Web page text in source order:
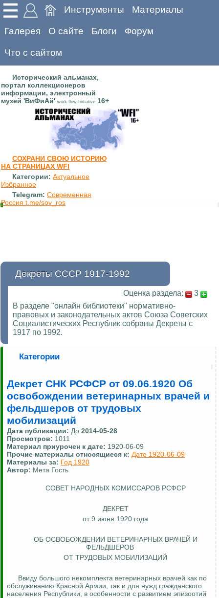
Инструменты Материалы
Галерея О сайте Блоги Форум
Что с сайтом
Исторический альманах,
портал коллекционеров
информации, электронный
музей 'ВиФиАй' work-flow-Initiative 16+
СОХРАНИ СВОЮ ИСТОРИЮ
НА СТРАНИЦАХ WFI
Категории: Актуальное
Избранное
Telegram: Современная
Россия t.me/sov_ros
Декреты СССР 1917-1992
Оценка раздела:
3
В разделе "онлайн библиотеки" нормативно-
правовых и законодательных актов Союза Советских
Социалистических Республик собраны Декреты с
1917 по 1992.
Категории
Декрет СНК РСФСР от 09.06.1920 Об
освобождении ветеринарных врачей и
фельдшеров от трудовых
мобилизаций
Дата публикации: До 2014-05-28
Просмотров: 1011
Материал приурочен к дате: 1920-06-09
Прочие материалы относящиеся к: Дате 1920-06-09
Материалы за: Год 1920
Автор: Мета Гость
СОВЕТ НАРОДНЫХ КОМИССАРОВ РСФСР
ДЕКРЕТ
от 9 июня 1920 года
ОБ ОСВОБОЖДЕНИИ ВЕТЕРИНАРНЫХ ВРАЧЕЙ И
ФЕЛЬДШЕРОВ
ОТ ТРУДОВЫХ МОБИЛИЗАЦИЙ
Ввиду большого некомплекта ветеринарных врачей как по
обслуживанию Красной Армии, так и для нужд гражданского
населения Республики, в особенности с развитием эпизоотий